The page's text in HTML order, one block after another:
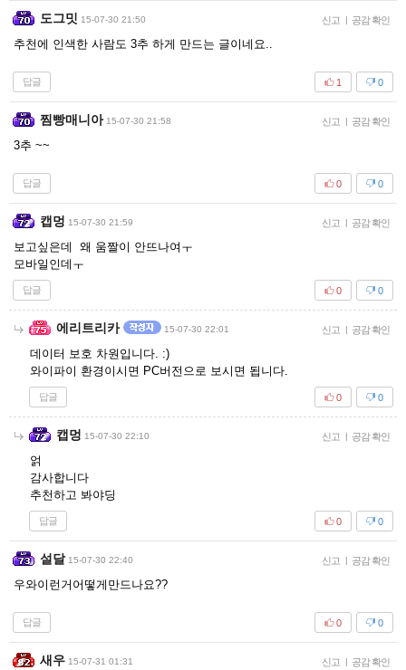
도그밋 15-07-30 21:50 신고 | 공감 확인
추천에 인색한 사람도 3추 하게 만드는 글이네요..
답글 0
1
찜빵매니아 15-07-30 21:58 신고 | 공감 확인
3추 ~~
답글 0
0
캡멍 15-07-30 21:59 신고 | 공감 확인
보고싶은데 왜 움짤이 안뜨나여ㅜ
모바일인데ㅜ
답글 0
0
에리트리카 15-07-30 22:01 신고 | 공감 확인
데이터 보호 차원입니다. :)
와이파이 환경이시면 PC버전으로 보시면 됩니다.
답글 0
0
캡멍 15-07-30 22:10 신고 | 공감 확인
얽
감사합니다
추천하고 봐야딩
답글 0
0
설달 15-07-30 22:40 신고 | 공감 확인
우와이런거어떻게만드나요??
답글 0
0
새우 15-07-31 01:31 신고 | 공감 확인